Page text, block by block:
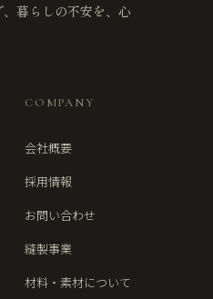
暮らしの不安を、心
COMPANY
会社概要
採用情報
お問い合わせ
縫製事業
材料・素材について